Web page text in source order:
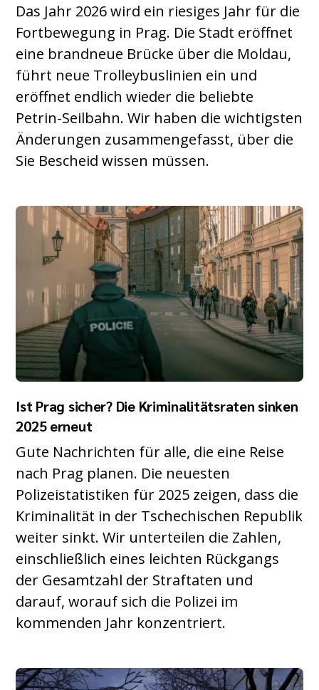
Das Jahr 2026 wird ein riesiges Jahr für die
Fortbewegung in Prag. Die Stadt eröffnet
eine brandneue Brücke über die Moldau,
führt neue Trolleybuslinien ein und
eröffnet endlich wieder die beliebte
Petrin-Seilbahn. Wir haben die wichtigsten
Änderungen zusammengefasst, über die
Sie Bescheid wissen müssen.
Ist Prag sicher? Die Kriminalitätsraten sinken
2025 erneut
Gute Nachrichten für alle, die eine Reise
nach Prag planen. Die neuesten
Polizeistatistiken für 2025 zeigen, dass die
Kriminalität in der Tschechischen Republik
weiter sinkt. Wir unterteilen die Zahlen,
einschließlich eines leichten Rückgangs
der Gesamtzahl der Straftaten und
darauf, worauf sich die Polizei im
kommenden Jahr konzentriert.